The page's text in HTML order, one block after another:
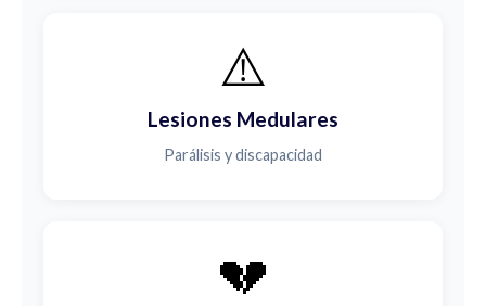
⚠️
Lesiones Medulares
Parálisis y discapacidad
💔